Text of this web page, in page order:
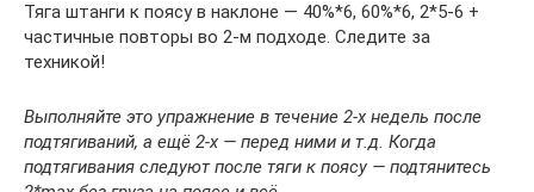
Тяга штанги к поясу в наклоне — 40%*6, 60%*6, 2*5-6 +
частичные повторы во 2-м подходе. Следите за
техникой!
Выполняйте это упражнение в течение 2-х недель после
подтягиваний, а ещё 2-х — перед ними и т.д. Когда
подтягивания следуют после тяги к поясу — подтянитесь